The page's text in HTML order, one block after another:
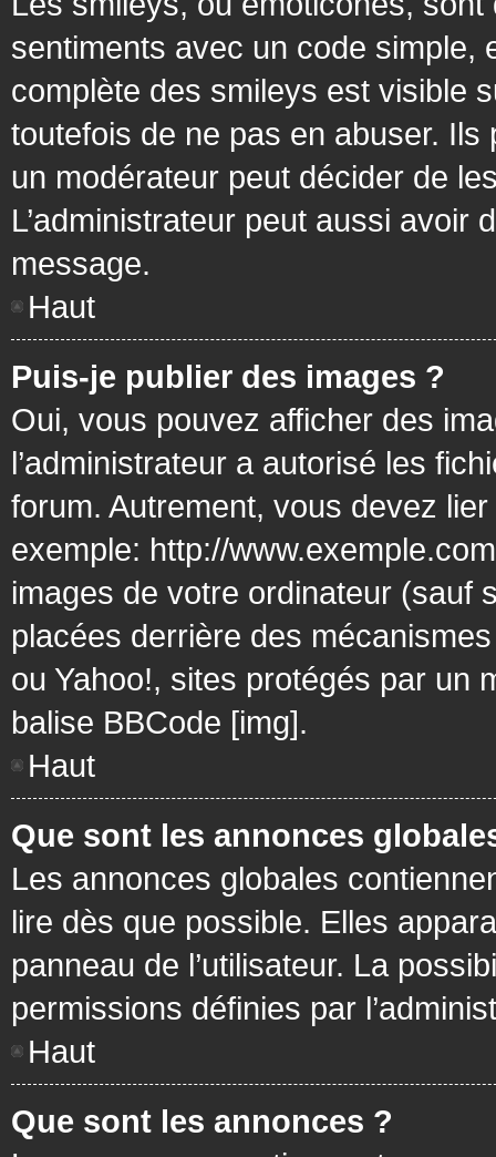
sentiments avec un code simple,
complète des smileys est visible
toutefois de ne pas en abuser.
un modérateur peut décider de
L’administrateur peut aussi avoir
message.
Haut
Puis-je publier des images ?
Oui, vous pouvez afficher des
l’administrateur a autorisé les
forum. Autrement, vous devez
exemple: http://
images de votre ordinateur (sauf
placées derrière des
ou Yahoo!, sites protégés par un
balise BBCode [img].
Haut
Que sont les annonces
Les annonces globales
lire dès que possible. Elles
panneau de l’utilisateur. La
permissions définies par
Haut
Que sont les annonces ?